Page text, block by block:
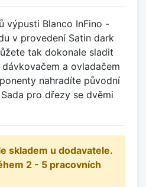
výpusti Blanco InFino -
v provedení Satin dark
tak dokonale sladit
a ovladačem
nahradíte původní
pro dřezy se dvěmi
skladem u dodavatele.
2 - 5 pracovních